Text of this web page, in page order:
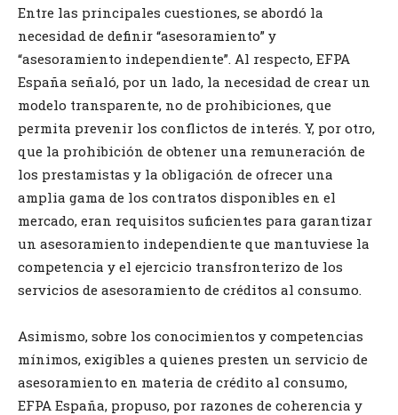
Entre las principales cuestiones, se abordó la
necesidad de definir “asesoramiento” y
“asesoramiento independiente”. Al respecto, EFPA
España señaló, por un lado, la necesidad de crear un
modelo transparente, no de prohibiciones, que
permita prevenir los conflictos de interés. Y, por otro,
que la prohibición de obtener una remuneración de
los prestamistas y la obligación de ofrecer una
amplia gama de los contratos disponibles en el
mercado, eran requisitos suficientes para garantizar
un asesoramiento independiente que mantuviese la
competencia y el ejercicio transfronterizo de los
servicios de asesoramiento de créditos al consumo.
Asimismo, sobre los conocimientos y competencias
mínimos, exigibles a quienes presten un servicio de
asesoramiento en materia de crédito al consumo,
EFPA España, propuso, por razones de coherencia y